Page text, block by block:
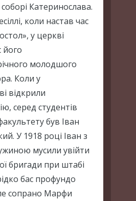
Катеринослава.
коли настав час
у церкві
його
молодшого
Коли у
відкрили
серед студентів
був Іван
У 1918 році Іван з
мусили увійти
бригади при штабі
бас профундо
сопрано Марфи